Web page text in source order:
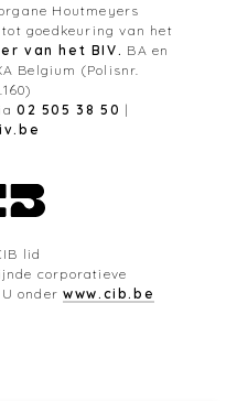
Houtmeyers
goedkeuring van het
van het BIV. BA en
Belgium (Polisnr.
02 505 38 50 |
lid
corporatieve
U onderwww.cib.be